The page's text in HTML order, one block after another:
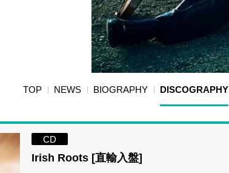
TOP NEWS BIOGRAPHY DISCOGRAPHY
CD
Irish Roots [直輸入盤]